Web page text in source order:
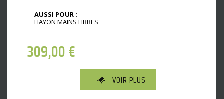
AUSSI POUR :
HAYON MAINS LIBRES
309,00€
VOIR PLUS